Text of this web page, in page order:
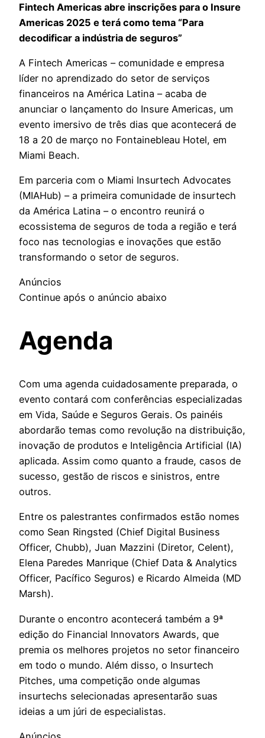
Fintech Americas abre inscrições para o Insure
Americas 2025 e terá como tema “Para
decodificar a indústria de seguros”
A Fintech Americas – comunidade e empresa
líder no aprendizado do setor de serviços
financeiros na América Latina – acaba de
anunciar o lançamento do Insure Americas, um
evento imersivo de três dias que acontecerá de
18 a 20 de março no Fontainebleau Hotel, em
Miami Beach.
Em parceria com o Miami Insurtech Advocates
(MIAHub) – a primeira comunidade de insurtech
da América Latina – o encontro reunirá o
ecossistema de seguros de toda a região e terá
foco nas tecnologias e inovações que estão
transformando o setor de seguros.
Anúncios
Continue após o anúncio abaixo
Agenda
Com uma agenda cuidadosamente preparada, o
evento contará com conferências especializadas
em Vida, Saúde e Seguros Gerais. Os painéis
abordarão temas como revolução na distribuição,
inovação de produtos e Inteligência Artificial (IA)
aplicada. Assim como quanto a fraude, casos de
sucesso, gestão de riscos e sinistros, entre
outros.
Entre os palestrantes confirmados estão nomes
como Sean Ringsted (Chief Digital Business
Officer, Chubb), Juan Mazzini (Diretor, Celent),
Elena Paredes Manrique (Chief Data & Analytics
Officer, Pacífico Seguros) e Ricardo Almeida (MD
Marsh).
Durante o encontro acontecerá também a 9ª
edição do Financial Innovators Awards, que
premia os melhores projetos no setor financeiro
em todo o mundo. Além disso, o Insurtech
Pitches, uma competição onde algumas
insurtechs selecionadas apresentarão suas
ideias a um júri de especialistas.